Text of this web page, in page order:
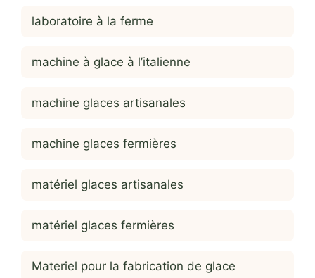
laboratoire à la ferme
machine à glace à l’italienne
machine glaces artisanales
machine glaces fermières
matériel glaces artisanales
matériel glaces fermières
Materiel pour la fabrication de glace